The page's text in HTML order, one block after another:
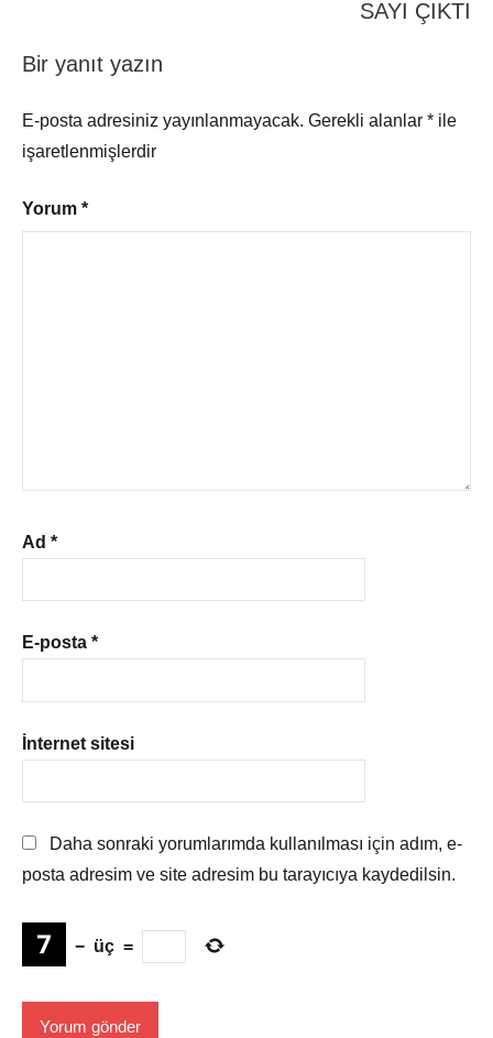
SAYI ÇIKTI
Bir yanıt yazın
E-posta adresiniz yayınlanmayacak. Gerekli alanlar * ile
işaretlenmişlerdir
Yorum *
Ad *
E-posta *
İnternet sitesi
Daha sonraki yorumlarımda kullanılması için adım, e-
posta adresim ve site adresim bu tarayıcıya kaydedilsin.
− üç =